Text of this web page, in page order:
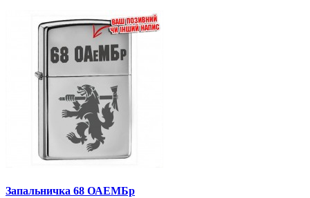
Запальничка 68 ОАЕМБр